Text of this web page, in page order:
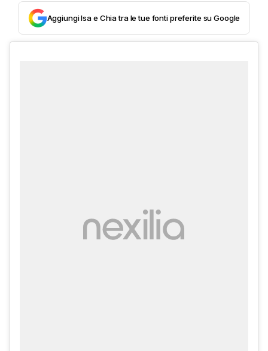
Aggiungi Isa e Chia tra le tue fonti preferite su Google